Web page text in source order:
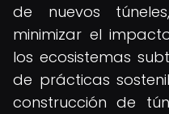
de nuevos
minimizar el
los ecosistemas
de prácticas
construcción de